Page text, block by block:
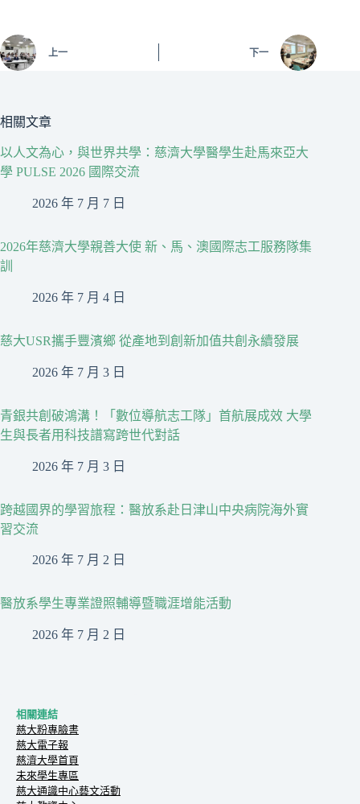
上一 下一
相關文章
以人文為心，與世界共學：慈濟大學醫學生赴馬來亞大
學 PULSE 2026 國際交流
2026 年 7 月 7 日
2026年慈濟大學親善大使 新、馬、澳國際志工服務隊集
訓
2026 年 7 月 4 日
慈大USR攜手豐濱鄉 從產地到創新加值共創永續發展
2026 年 7 月 3 日
青銀共創破鴻溝！「數位導航志工隊」首航展成效 大學
生與長者用科技譜寫跨世代對話
2026 年 7 月 3 日
跨越國界的學習旅程：醫放系赴日津山中央病院海外實
習交流
2026 年 7 月 2 日
醫放系學生專業證照輔導暨職涯增能活動
2026 年 7 月 2 日
相關連結
慈大粉專臉書
慈大電子報
慈濟大學首頁
未來學生專區
慈大通識中心藝文活動